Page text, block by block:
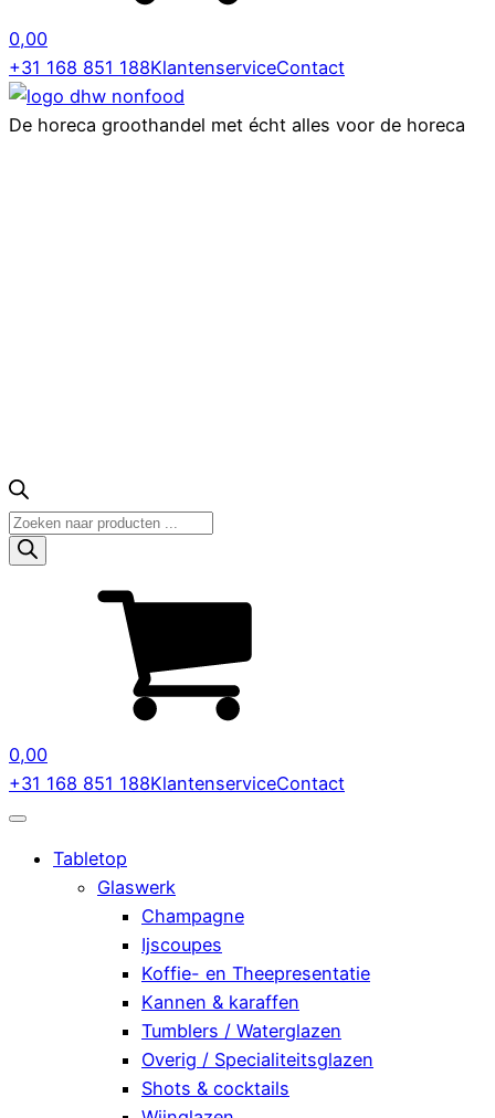
0,00
+31 168 851 188KlantenserviceContact
De horeca groothandel met écht alles voor de horeca
Producten
zoeken
0,00
+31 168 851 188KlantenserviceContact
Tabletop
Glaswerk
Champagne
Ijscoupes
Koffie- en Theepresentatie
Kannen & karaffen
Tumblers / Waterglazen
Overig / Specialiteitsglazen
Shots & cocktails